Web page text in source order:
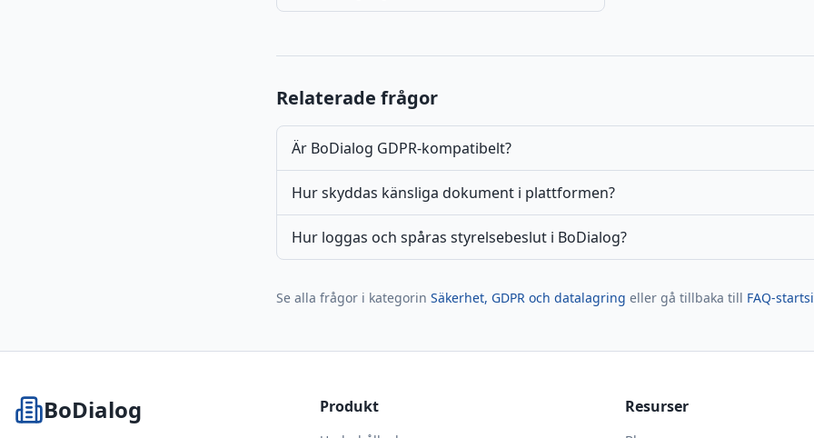
Relaterade frågor
Är BoDialog GDPR-kompatibelt?
Hur skyddas känsliga dokument i plattformen?
Hur loggas och spåras styrelsebeslut i BoDialog?
Se alla frågor i kategorin Säkerhet, GDPR och datalagring eller gå tillbaka till FAQ-
BoDialog Produkt Resurser